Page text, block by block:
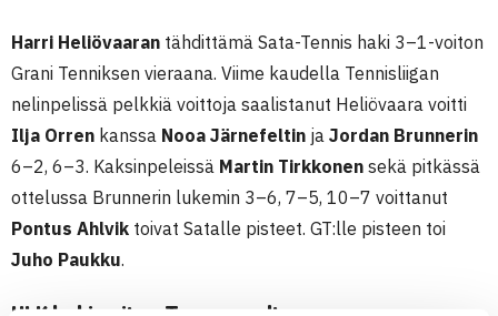
Harri Heliövaaran tähdittämä Sata-Tennis haki 3–1-voiton
Grani Tenniksen vieraana. Viime kaudella Tennisliigan
nelinpelissä pelkkiä voittoja saalistanut Heliövaara voitti
Ilja Orren kanssa Nooa Järnefeltin ja Jordan Brunnerin
6–2, 6–3. Kaksinpeleissä Martin Tirkkonen sekä pitkässä
ottelussa Brunnerin lukemin 3–6, 7–5, 10–7 voittanut
Pontus Ahlvik toivat Satalle pisteet. GT:lle pisteen toi
Juho Paukku.